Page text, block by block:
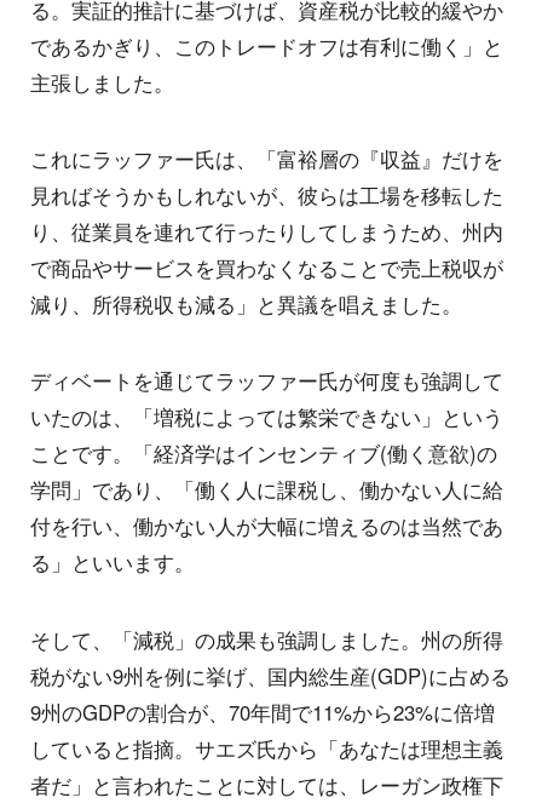
る。実証的推計に基づけば、資産税が比較的緩やか
であるかぎり、このトレードオフは有利に働く」と
主張しました。
これにラッファー氏は、「富裕層の『収益』だけを
見ればそうかもしれないが、彼らは工場を移転した
り、従業員を連れて行ったりしてしまうため、州内
で商品やサービスを買わなくなることで売上税収が
減り、所得税収も減る」と異議を唱えました。
ディベートを通じてラッファー氏が何度も強調して
いたのは、「増税によっては繁栄できない」という
ことです。「経済学はインセンティブ(働く意欲)の
学問」であり、「働く人に課税し、働かない人に給
付を行い、働かない人が大幅に増えるのは当然であ
る」といいます。
そして、「減税」の成果も強調しました。州の所得
税がない9州を例に挙げ、国内総生産(GDP)に占める
9州のGDPの割合が、70年間で11%から23%に倍増
していると指摘。サエズ氏から「あなたは理想主義
者だ」と言われたことに対しては、レーガン政権下